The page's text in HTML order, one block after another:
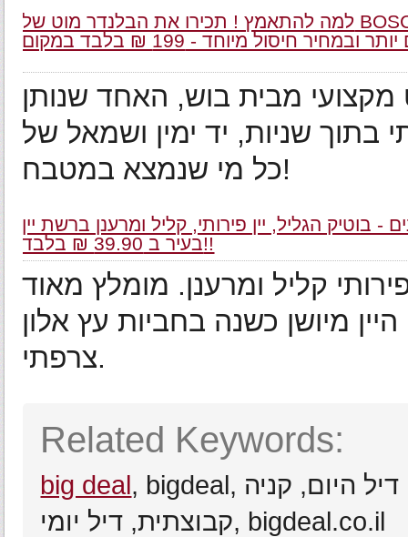
למה להתאמץ ! תכירו את הבלנדר מוט של BOSCH – בעל עוצמה גבוהה של 300 וואט - המוצר שהופך את
מבית בוש, האחד שנותן
שניות, יד ימין ושמאל של
כל מי שנמצא במטבח!
- בוטיק הגליל, יין פירותי, קליל ומרענן ברשת יין
בעיר ב 39.90 ₪ בלבד!!
קליל ומרענן. מומלץ מאוד
היין מיושן כשנה בחביות עץ אלון
צרפתי.
Related Keywords:
big deal, bigdeal, באבלס, ביג דיל, מגה באינטרנט, ביגדיל, דיל היום, קניה
קבוצתית, דיל יומי, bigdeal.co.il